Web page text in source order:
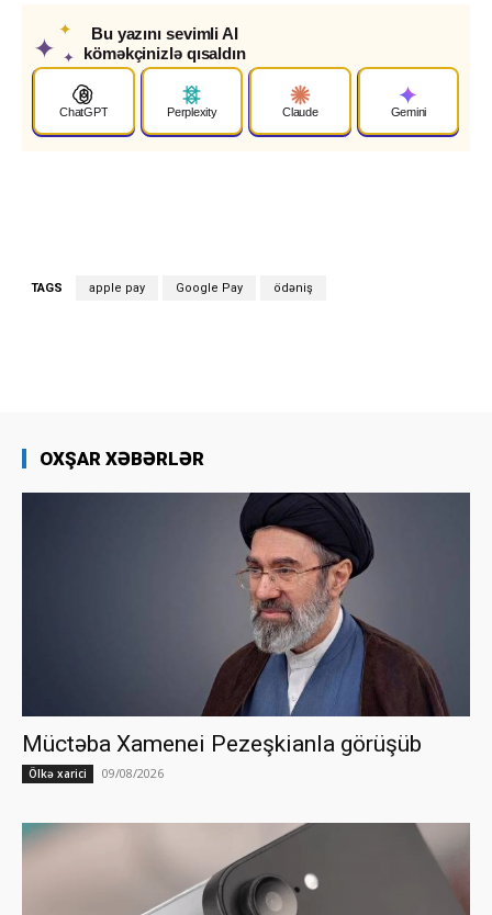
✦
✦
✦
Bu yazını sevimli AI
köməkçinizlə qısaldın
ChatGPT Perplexity Claude Gemini
TAGS apple pay Google Pay ödəniş
OXŞAR XƏBƏRLƏR
Müctəba Xamenei Pezeşkianla görüşüb
Ölkə xarici 09/08/2026